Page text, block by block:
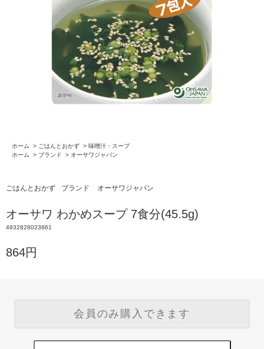
ホーム > ごはんとおかず > 味噌汁・スープ
ホーム
> ブランド > オーサワジャパン
ごはんとおかず ブランド オーサワジャパン
オーサワ わかめスープ 7食分(45.5g)
4932828023861
864円
会員のみ購入できます